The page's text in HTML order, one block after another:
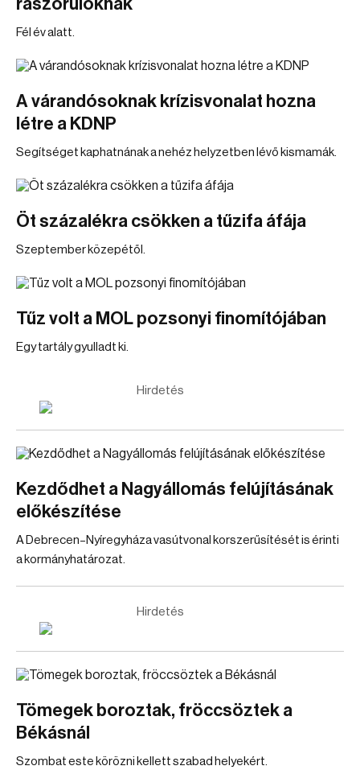
rászorulóknak
Fél év alatt.
A várandósoknak krízisvonalat hozna
létre a KDNP
Segítséget kaphatnának a nehéz helyzetben lévő kismamák.
Öt százalékra csökken a tűzifa áfája
Szeptember közepétől.
Tűz volt a MOL pozsonyi finomítójában
Egy tartály gyulladt ki.
Hirdetés
Kezdődhet a Nagyállomás felújításának
előkészítése
A Debrecen–Nyíregyháza vasútvonal korszerűsítését is érinti
a kormányhatározat.
Hirdetés
Tömegek boroztak, fröccsöztek a
Békásnál
Szombat este körözni kellett szabad helyekért.